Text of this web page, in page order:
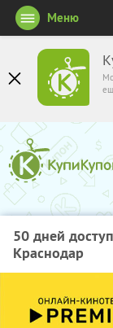
Меню
50 дней
Краснодар